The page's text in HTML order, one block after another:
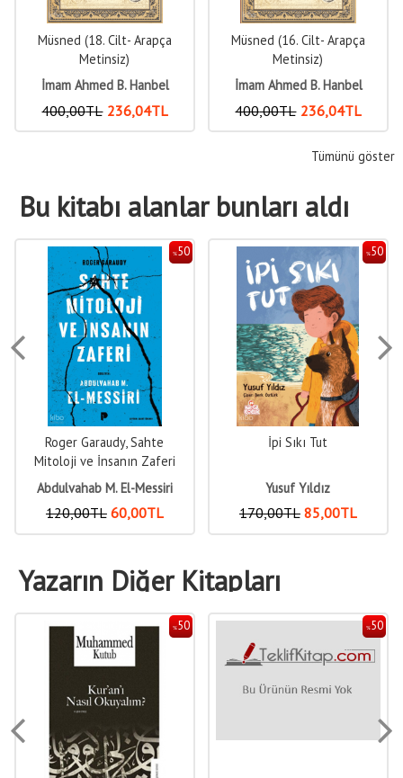
Müsned (18. Cilt- Arapça
Metinsiz)
İmam Ahmed B. Hanbel
400,00TL 236,04TL
Müsned (16. Cilt- Arapça
Metinsiz)
İmam Ahmed B. Hanbel
400,00TL 236,04TL
Tümünü göster
Bu kitabı alanlar bunları aldı
%50
Roger Garaudy, Sahte
Mitoloji ve İnsanın Zaferi
Abdulvahab M. El-Messiri
120,00TL 60,00TL
%50
İpi Sıkı Tut
Yusuf Yıldız
170,00TL 85,00TL
Yazarın Diğer Kitapları
%50 %50